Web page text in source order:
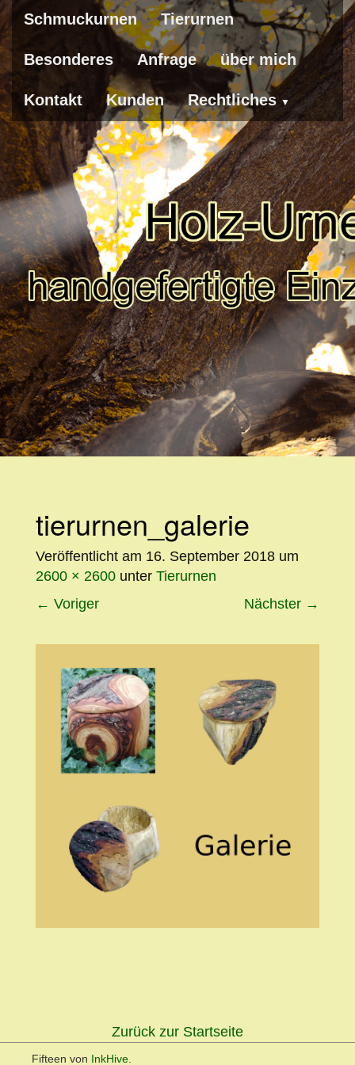
Schmuckurnen Tierurnen
Besonderes Anfrage über mich
Kontakt Kunden Rechtliches
WEITER
ZUM
tierurnen_galerie
Veröffentlicht am 16. September 2018 um
2600 × 2600 unter Tierurnen
← Voriger Nächster →
Zurück zur Startseite
Fifteen von InkHive